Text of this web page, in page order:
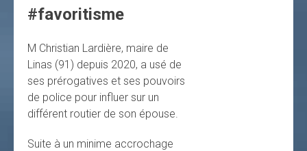
#favoritisme
M Christian Lardière, maire de
Linas (91) depuis 2020, a usé de
ses prérogatives et ses pouvoirs
de police pour influer sur un
différent routier de son épouse.
Suite à un minime accrochage